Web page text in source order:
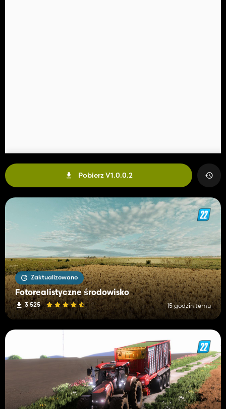
Pobierz V1.0.0.2
Zaktualizowano
Fotorealistyczne środowisko
3 525 15 godzin temu